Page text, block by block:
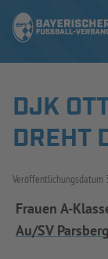
SPIELBETRIEB
DJK
DREHT
Veröffentlichungsdatum
Frauen A-
Au/SV